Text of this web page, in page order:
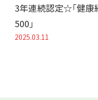
3年連続認定☆「健
500」
2025.03.11